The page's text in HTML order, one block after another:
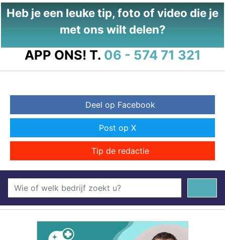
Heb je een leuke tip, foto of video die je
met ons wilt delen?
APP ONS! T. 06 - 574 71 321
Deel op Facebook
Post op X
Tip de redactie